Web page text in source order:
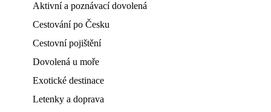
Aktivní a poznávací dovolená
Cestování po Česku
Cestovní pojištění
Dovolená u moře
Exotické destinace
Letenky a doprava